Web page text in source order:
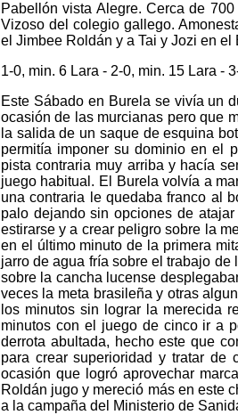
Pabellón vista Alegre. Cerca de
Vizoso del colegio gallego.
el Jimbee Roldán y a Tai y Jozi en el
1-0, min. 6 Lara - 2-0, min. 15 Lara -
Este Sábado en Burela se vivía un
ocasión de las murcianas pero que
la salida de un saque de esquina
permitía imponer su dominio en el
pista contraria muy arriba y hacía
juego habitual. El Burela volvía a
una contraria le quedaba franco al
palo dejando sin opciones de
estirarse y a crear peligro sobre la
en el último minuto de la primera
jarro de agua fría sobre el trabajo
sobre la cancha lucense
veces la meta brasileña y otras
los minutos sin lograr la merecida
minutos con el juego de cinco ir a
derrota abultada, hecho este que
para crear superioridad y tratar de
ocasión que logró aprovechar
Roldán jugo y mereció más en este
a la campaña del Ministerio de